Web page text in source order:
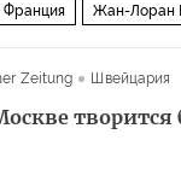
Франция Жан-Лоран
Zeitung Швейцария